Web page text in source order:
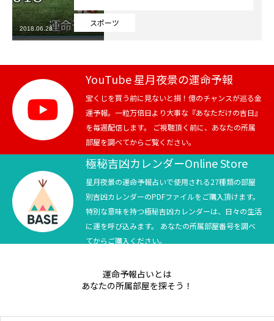
お知らせ
芸能界
テニス
スポーツ
競馬
テニス四大大会・五輪
テニス四大大会・五輪
スポーツ
2018.06.28
YouTube 星月夜景の運命予報
宝くじを買う前に見ないと損！億のチャンスが巡る金
運予報。一粒万倍日より大事な『あなただけの吉日』
を毎週配信します。 ご視聴頂く前に、あなたの所属
部屋を調べてからご覧ください。
極秘吉凶カレンダーOnline Store
星月夜景の運命予報占いで使用される27種類の部屋
別吉凶カレンダーのPDFファイルをご購入頂けます。
特別な意味を持つ極秘吉凶カレンダーは、日々の生活
に運を呼び込みます。 あなたの所属部屋番号を調べ
てからご購入ください。
運命予報占いとは
あなたの所属部屋を探そう！